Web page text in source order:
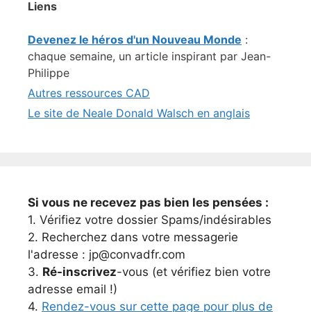
Liens
Devenez le héros d'un Nouveau Monde :
chaque semaine, un article inspirant par Jean-
Philippe
Autres ressources CAD
Le site de Neale Donald Walsch en anglais
Si vous ne recevez pas bien les pensées :
1. Vérifiez votre dossier Spams/indésirables
2. Recherchez dans votre messagerie
l'adresse : jp@convadfr.com
3. Ré-inscrivez-vous (et vérifiez bien votre
adresse email !)
4. Rendez-vous sur cette page pour plus de